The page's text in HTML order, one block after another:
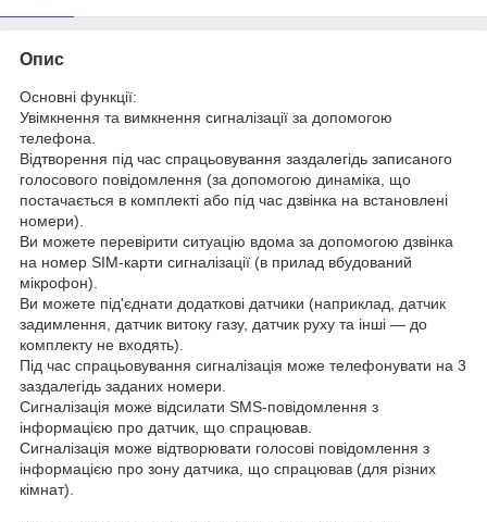
Опис
Основні функції:
Увімкнення та вимкнення сигналізації за допомогою
телефона.
Відтворення під час спрацьовування заздалегідь записаного
голосового повідомлення (за допомогою динаміка, що
постачається в комплекті або під час дзвінка на встановлені
номери).
Ви можете перевірити ситуацію вдома за допомогою дзвінка
на номер SIM-карти сигналізації (в прилад вбудований
мікрофон).
Ви можете під'єднати додаткові датчики (наприклад, датчик
задимлення, датчик витоку газу, датчик руху та інші — до
комплекту не входять).
Під час спрацьовування сигналізація може телефонувати на 3
заздалегідь заданих номери.
Сигналізація може відсилати SMS-повідомлення з
інформацією про датчик, що спрацював.
Сигналізація може відтворювати голосові повідомлення з
інформацією про зону датчика, що спрацював (для різних
кімнат).